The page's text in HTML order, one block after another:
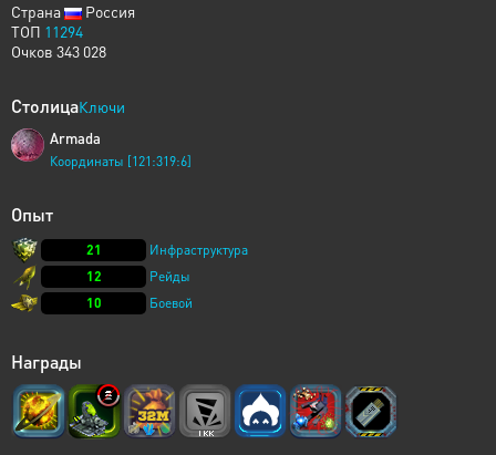
Страна
Россия
ТОП 11294
Очков 343 028
СтолицаКлючи
Armada
Координаты [121:319:6]
Опыт
21
Инфраструктура
12
Рейды
10
Боевой
Награды